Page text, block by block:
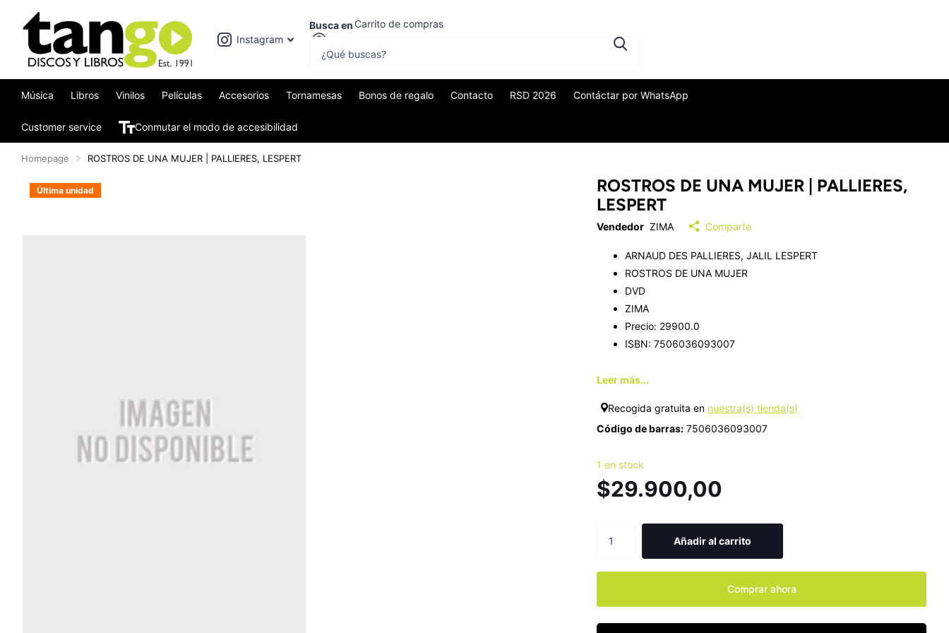
Busca en
Instagram
Carrito de compras
$0,00
Música Libros Vinilos Películas Accesorios Tornamesas Bonos de regalo Contacto RSD 2026 Contáctar por WhatsApp
Customer service Conmutar el modo de accesibilidad
Homepage ROSTROS DE UNA MUJER | PALLIERES, LESPERT
Última unidad
ROSTROS DE UNA MUJER | PALLIERES,
LESPERT
Vendedor ZIMA Comparte
ARNAUD DES PALLIERES, JALIL LESPERT
ROSTROS DE UNA MUJER
DVD
ZIMA
Precio: 29900.0
ISBN: 7506036093007
Leer más...
Recogida gratuita en nuestra(s) tienda(s)
Código de barras: 7506036093007
1 en stock
$29.900,00
Añadir al carrito
Comprar ahora